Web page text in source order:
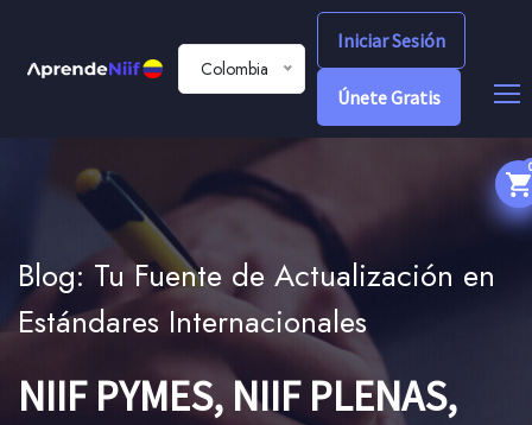
Colombia
Iniciar Sesión
Únete Gratis
Blog: Tu Fuente de Actualización en
Estándares Internacionales
NIIF PYMES, NIIF PLENAS,